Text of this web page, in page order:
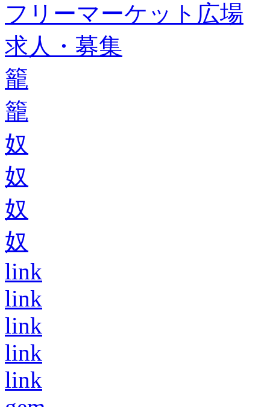
フリーマーケット広場
求人・募集
籠
籠
奴
奴
奴
奴
link
link
link
link
link